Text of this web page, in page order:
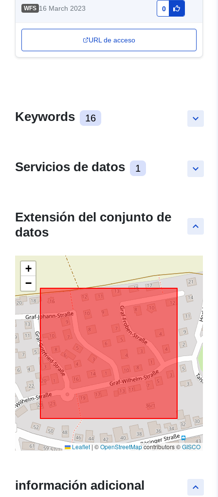
WFS 16 March 2023 0
URL de acceso
keyboard_arrow_down
Keywords 16
keyboard_arrow_down
Servicios de datos 1
keyboard_arrow_up
Extensión del conjunto de
datos
+
−
Leaflet | ©OpenStreetMapcontributors ©GISCO
keyboard_arrow_up
información adicional